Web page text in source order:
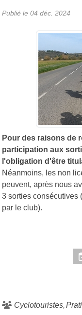
Publié le 04 déc. 2024
Pour des raisons de
participation aux
l'obligation d'être
Néanmoins, les non
peuvent, après nous
3 sorties consécutives
par le club).
Cyclotouristes